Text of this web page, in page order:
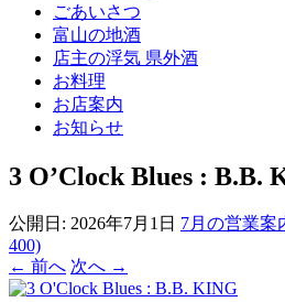
ごあいさつ
富山の地酒
店主の浮気 県外酒
お料理
お店案内
お知らせ
3 O’Clock Blues : B.B.
公開日: 2026年7月1日 7月の営業案
400)
← 前へ 次へ →